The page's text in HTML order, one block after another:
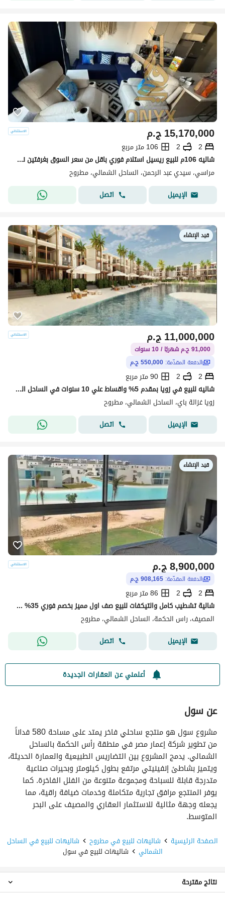
ج.م15,170,000
2
2
106 متر مربع
شاليه 106م للبيع ريسيل استلام فوري باقل من سعر السوق بغرفتين نوم في مارينا مراسي بالساحل الشمالي - Marassi Marina in North Coast
مراسي، سيدي عبد الرحمن، الساحل الشمالي، مطروح
الإيميل
اتصل
قيد الإنشاء
ج.م11,000,000
91,000 ج.م شهريًا / 10 سنوات
الدفعة المقدّمة: 550,000 ج.م
2
2
90 متر مربع
شاليه للبيع في زويا بمقدم 5% واقساط علي 10 سنوات في الساحل الشمالي بجوار هاسيندا باي ومراسي متشطب بالتكيفات والمطبخ | استلام سنتين ونص LMD * Zoya *
زويا غزالة باي، الساحل الشمالي، مطروح
الإيميل
اتصل
قيد الإنشاء
ج.م8,900,000
الدفعة المقدّمة: 908,165 ج.م
2
2
86 متر مربع
شالية تشطيب كامل والتيكفات للبيع صف اول مميز بخصم فوري 35% في راس الحكمة بالقرب من كون وسولت و ازها وذا ميد وامواج ويود وسولاري وسي شور
المصيف، راس الحكمة، الساحل الشمالي، مطروح
الإيميل
اتصل
أعلمني عن العقارات الجديدة
عن سول
مشروع سول هو منتجع ساحلي فاخر يمتد على مساحة 580 فداناً
من تطوير شركة إعمار مصر في منطقة رأس الحكمة بالساحل
الشمالي. يدمج المشروع بين التضاريس الطبيعية والعمارة الحديثة،
ويتميز بشاطئ إنفينيتي مرتفع بطول كيلومتر وبحيرات صناعية
متدرجة قابلة للسباحة ومجموعة متنوعة من الفلل الفاخرة. كما
يوفر المنتجع مرافق تجارية متكاملة وخدمات ضيافة راقية، مما
يجعله وجهة مثالية للاستثمار العقاري والمصيف على البحر
المتوسط.
الصفحة الرئيسية شاليهات للبيع في مطروح شاليهات للبيع في الساحل
الشمالي شاليهات للبيع في سول
نتائج مقترحة